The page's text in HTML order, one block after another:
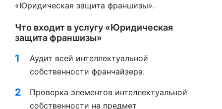
«Юридическая защита франшизы».
Что входит в услугу «Юридическая
защита франшизы»
Аудит всей интеллектуальной
собственности франчайзера.
Проверка элементов интеллектуальной
собственности на предмет